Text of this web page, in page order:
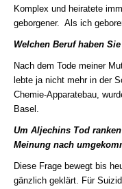
Komplex und heiratete
geborgener. Als ich
Welchen Beruf haben
Nach dem Tode meiner
lebte ja nicht mehr in der
Chemie-Apparatebau,
Basel.
Um Aljechins Tod
Meinung nach
Diese Frage bewegt bis
gänzlich geklärt. Für